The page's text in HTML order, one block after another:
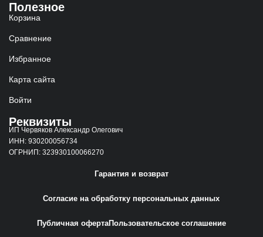
Полезное
Корзина
Сравнение
Избранное
Карта сайта
Войти
Реквизиты
ИП Червяков Александр Олегович
ИНН: 930200056734
ОГРНИП: 323930100066270
Гарантия и возврат
Согласие на обработку персональных данных
Публичная офертаПользовательское соглашение